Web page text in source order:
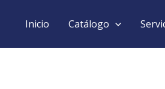
Inicio Catálogo